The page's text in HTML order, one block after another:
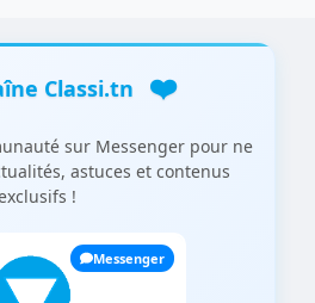
Classi.tn ❤️
sur Messenger pour ne
astuces et contenus
!
Messenger